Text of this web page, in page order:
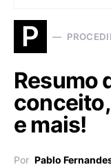
P
Resumo
e mais!
Por Pablo